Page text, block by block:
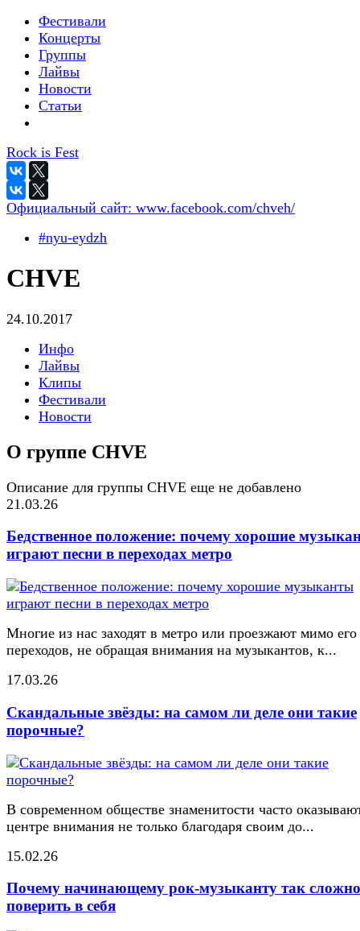
Фестивали
Концерты
Группы
Лайвы
Новости
Статьи
Rock is Fest
Официальный сайт: www.facebook.com/chveh/
#nyu-eydzh
CHVE
24.10.2017
Инфо
Лайвы
Клипы
Фестивали
Новости
О группе CHVE
Описание для группы CHVE еще не добавлено
21.03.26
Бедственное положение: почему хорошие
играют песни в переходах метро
Многие из нас заходят в метро или проезжают мимо его
переходов, не обращая внимания на музыкантов, к...
17.03.26
Скандальные звёзды: на самом ли деле они такие
порочные?
В современном обществе знаменитости часто
центре внимания не только благодаря своим до...
15.02.26
Почему начинающему рок-музыканту так сложно
поверить в себя